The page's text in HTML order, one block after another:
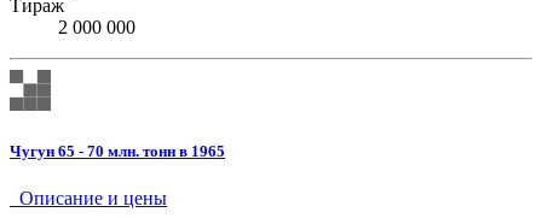
Тираж
2 000 000
Чугун 65 - 70 млн. тонн в 1965
Описание и цены